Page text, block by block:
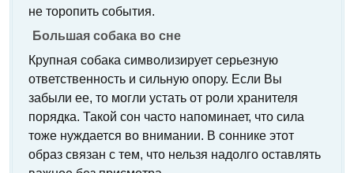
не торопить события.
Большая собака во сне
Крупная собака символизирует серьезную
ответственность и сильную опору. Если Вы
забыли ее, то могли устать от роли хранителя
порядка. Такой сон часто напоминает, что сила
тоже нуждается во внимании. В соннике этот
образ связан с тем, что нельзя надолго оставлять